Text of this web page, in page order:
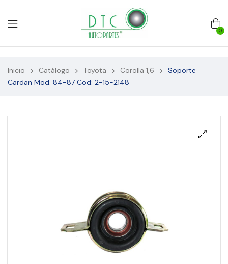
0
Inicio Catálogo Toyota Corolla 1,6
Soporte
Cardan Mod. 84-87 Cod: 2-15-2148